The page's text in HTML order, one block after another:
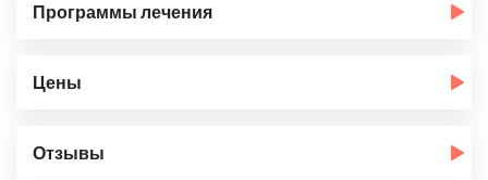
Программы лечения
Цены
Отзывы